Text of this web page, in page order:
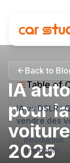
Back to
IA
pour
2025
Table of
IA vs DSLR :
vendre des
Introduction
une photo